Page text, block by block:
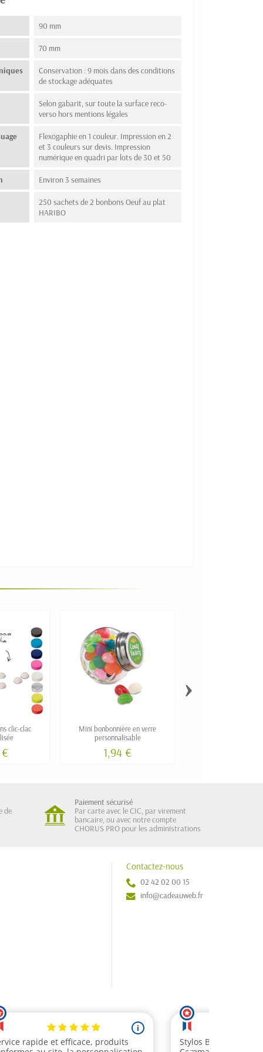
90 mm
70 mm
Conservation : 9 mois dans des conditions
de stockage adéquates
Selon gabarit, sur toute la surface reco-
verso hors mentions légales
Flexogaphie en 1 couleur. Impression en 2
et 3 couleurs sur devis. Impression
numérique en quadri par lots de 30 et 50
Environ 3 semaines
250 sachets de 2 bonbons Oeuf au plat
HARIBO
clic-clac
Mini bonbonnière en verre
personnalisable
1,94 €
›
de
Paiement sécurisé
Par carte avec le CIC, par virement
bancaire, ou avec notre compte
CHORUS PRO pour les administrations
Contactez-nous
02 42 02 00 15
info@cadeauweb.fr